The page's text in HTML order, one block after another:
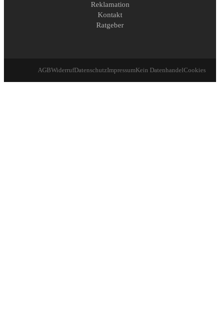
Reklamation
Kontakt
Ratgeber
AGBWiderrufDatenschutzImpressumKein DatenhandelCookies